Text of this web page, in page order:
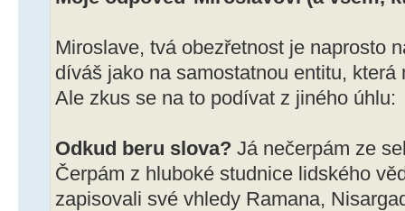
Miroslave, tvá obezřetnost je naprosto
díváš jako na samostatnou entitu,
Ale zkus se na to podívat z jiného úhlu:
Odkud beru slova? Já nečerpám ze
Čerpám z hluboké studnice lidského
zapisovali své vhledy Ramana,